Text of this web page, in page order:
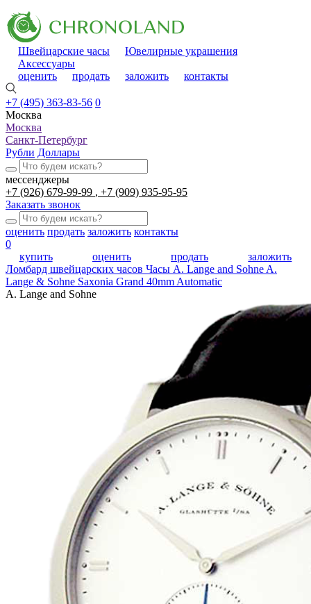
Швейцарские часы
Ювелирные украшения
Аксессуары
оценить
продать заложить контакты
+7 (495) 363-83-56 0
Москва
Москва
Санкт-Петербург
Рубли Доллары
мессенджеры
+7 (926) 679-99-99
+7 (909) 935-95-95
Заказать звонок
оценить продать заложить контакты
0
купить
оценить продать
заложить
Ломбард швейцарских часов Часы A. Lange and Sohne A.
Lange & Sohne Saxonia Grand 40mm Automatic
A. Lange and Sohne